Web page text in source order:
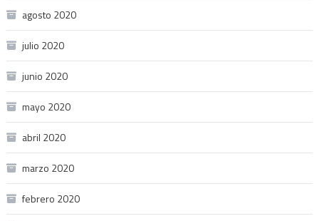
agosto 2020
julio 2020
junio 2020
mayo 2020
abril 2020
marzo 2020
febrero 2020